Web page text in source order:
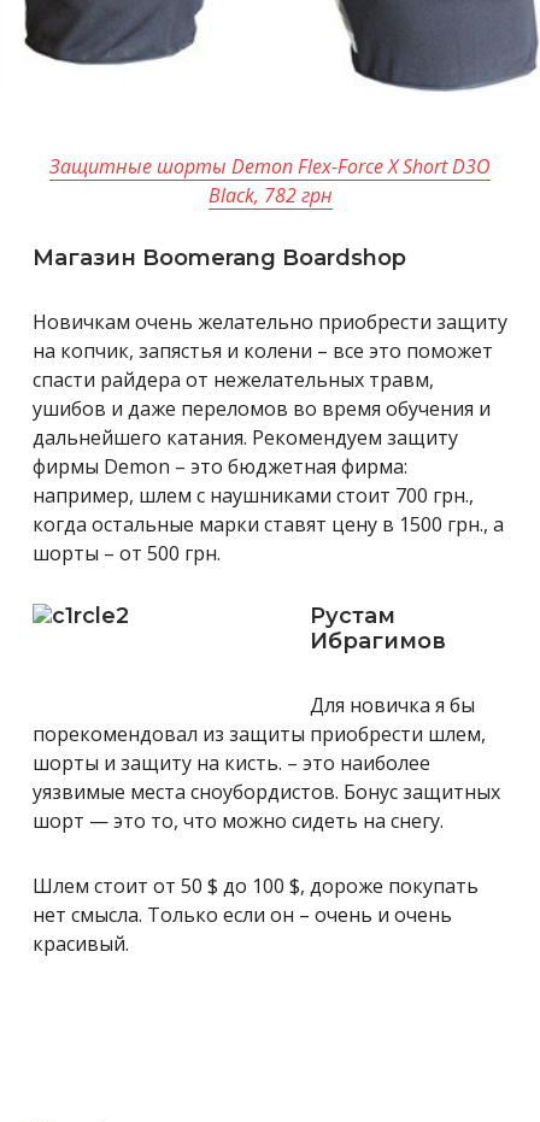
Защитные шорты Demon Flex-Force X Short D3O
Black, 782 грн
Магазин Boomerang Boardshop
Новичкам очень желательно приобрести защиту
на копчик, запястья и колени – все это поможет
спасти райдера от нежелательных травм,
ушибов и даже переломов во время обучения и
дальнейшего катания. Рекомендуем защиту
фирмы Demon – это бюджетная фирма:
например, шлем с наушниками стоит 700 грн.,
когда остальные марки ставят цену в 1500 грн., а
шорты – от 500 грн.
Рустам
Ибрагимов
Для новичка я бы
порекомендовал из защиты приобрести шлем,
шорты и защиту на кисть. – это наиболее
уязвимые места сноубордистов. Бонус защитных
шорт — это то, что можно сидеть на снегу.
Шлем стоит от 50 $ до 100 $, дороже покупать
нет смысла. Только если он – очень и очень
красивый.